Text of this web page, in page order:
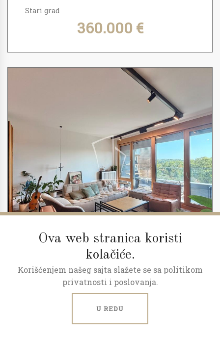
Ova web stranica koristi
kolačiće.
Korišćenjem našeg sajta slažete se sa politikom
privatnosti i poslovanja.
U REDU
Stari grad
360.000 €
3.0 86 m2 5/23
Skyline, kompletno opremljen